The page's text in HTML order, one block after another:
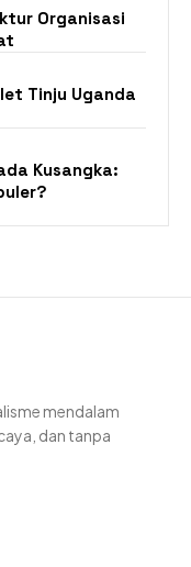
Organisasi
Tinju Uganda
Kusangka:
mendalam
dan tanpa